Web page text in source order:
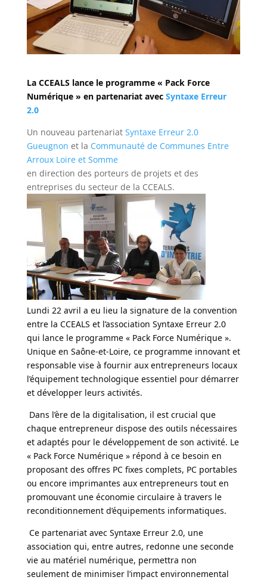
La CCEALS lance le programme « Pack Force
Numérique » en partenariat avec Syntaxe Erreur
2.0
Un nouveau partenariat Syntaxe Erreur 2.0
Gueugnon et la Communauté de Communes Entre
Arroux Loire et Somme
en direction des porteurs de projets et des
entreprises du secteur de la CCEALS.
Lundi 22 avril a eu lieu la signature de la convention
entre la CCEALS et l’association Syntaxe Erreur 2.0
qui lance le programme « Pack Force Numérique ».
Unique en Saône-et-Loire, ce programme innovant et
responsable vise à fournir aux entrepreneurs locaux
l’équipement technologique essentiel pour démarrer
et développer leurs activités.
Dans l’ère de la digitalisation, il est crucial que
chaque entrepreneur dispose des outils nécessaires
et adaptés pour le développement de son activité. Le
« Pack Force Numérique » répond à ce besoin en
proposant des offres PC fixes complets, PC portables
ou encore imprimantes aux entrepreneurs tout en
promouvant une économie circulaire à travers le
reconditionnement d’équipements informatiques.
Ce partenariat avec Syntaxe Erreur 2.0, une
association qui, entre autres, redonne une seconde
vie au matériel numérique, permettra non
seulement de minimiser l’impact environnemental